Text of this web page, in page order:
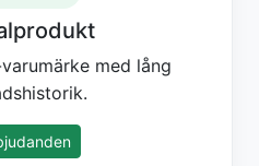
med lång